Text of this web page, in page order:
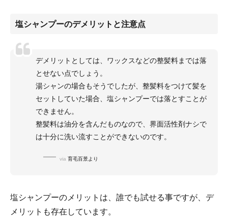
塩シャンプーのデメリットと注意点
デメリットとしては、ワックスなどの整髪料までは落
とせない点でしょう。
湯シャンの場合もそうでしたが、整髪料をつけて髪を
セットしていた場合、塩シャンプーでは落とすことが
できません。
整髪料は油分を含んだものなので、界面活性剤ナシで
は十分に洗い流すことができないのです。
via 育毛百景より
塩シャンプーのメリットは、誰でも試せる事ですが、デ
メリットも存在しています。